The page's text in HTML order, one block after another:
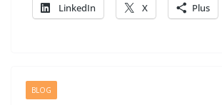
LinkedIn X Plus
BLOG